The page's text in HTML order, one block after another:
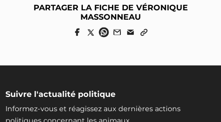
PARTAGER LA FICHE DE VÉRONIQUE
MASSONNEAU
Suivre l'actualité politique
Informez-vous et réagissez aux dernières actions